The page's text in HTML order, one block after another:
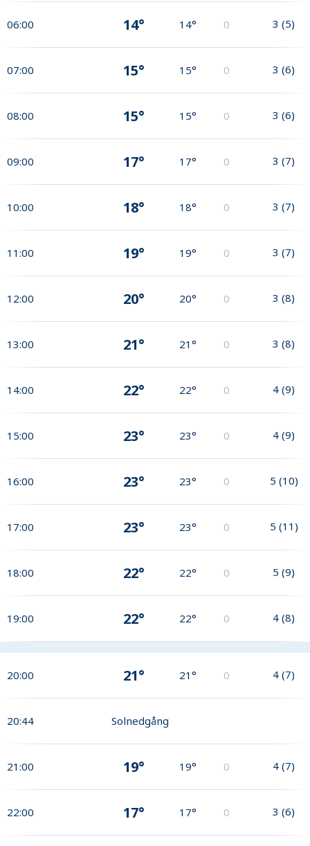
06:00 14° 14° 0 3 (5)
07:00 15° 15° 0 3 (6)
08:00 15° 15° 0 3 (6)
09:00 17° 17° 0 3 (7)
10:00 18° 18° 0 3 (7)
11:00 19° 19° 0 3 (7)
12:00 20° 20° 0 3 (8)
13:00 21° 21° 0 3 (8)
14:00 22° 22° 0 4 (9)
15:00 23° 23° 0 4 (9)
16:00 23° 23° 0 5 (10)
17:00 23° 23° 0 5 (11)
18:00 22° 22° 0 5 (9)
19:00 22° 22° 0 4 (8)
20:00 21° 21° 0 4 (7)
20:44 Solnedgång
21:00 19° 19° 0 4 (7)
22:00 17° 17° 0 3 (6)